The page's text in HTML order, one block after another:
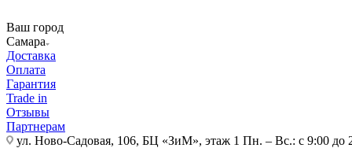
Ваш город
Самара
Доставка
Оплата
Гарантия
Trade in
Отзывы
Партнерам
ул. Ново-Садовая, 106, БЦ «ЗиМ», этаж 1 Пн. – Вс.: с 9:00 до